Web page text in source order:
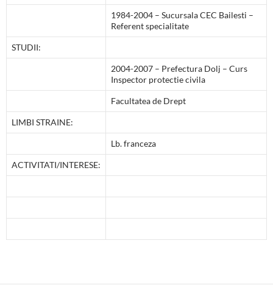
1984-2004 – Sucursala CEC Bailesti –
Referent specialitate
STUDII:
2004-2007 – Prefectura Dolj – Curs
Inspector protectie civila
Facultatea de Drept
LIMBI STRAINE:
Lb. franceza
ACTIVITATI/INTERESE: